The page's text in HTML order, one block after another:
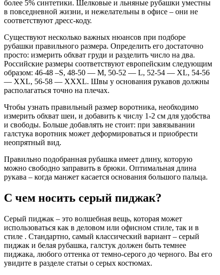
более 5% синтетики. Шелковые и льняные рубашки уместны
в повседневной жизни, и нежелательны в офисе – они не
соответствуют дресс-коду.
Существуют несколько важных нюансов при подборе
рубашки правильного размера. Определить его достаточно
просто: измерить обхват груди и разделить число на два.
Российские размеры соответствуют европейским следующим
образом: 46-48 –S, 48-50 — M, 50-52 — L, 52-54 — XL, 54-56
— XXL, 56-58 — XXXL. Швы у основания рукавов должны
располагаться точно на плечах.
Чтобы узнать правильный размер воротника, необходимо
измерить обхват шеи, и добавить к числу 1-2 см для удобства
и свободы. Больше добавлять не стоит: при завязывании
галстука воротник может деформироваться и приобрести
неопрятный вид.
Правильно подобранная рубашка имеет длину, которую
можно свободно заправить в брюки. Оптимальная длина
рукава – когда манжет касается основания большого пальца.
С чем носить серый пиджак?
Серый пиджак – это волшебная вещь, которая может
использоваться как в деловом или офисном стиле, так и в
стиле . Стандартно, самый классический вариант – серый
пиджак и белая рубашка, галстук должен быть темнее
пиджака, любого оттенка от темно-серого до черного. Вы его
увидите в разделе статьи о серых костюмах.